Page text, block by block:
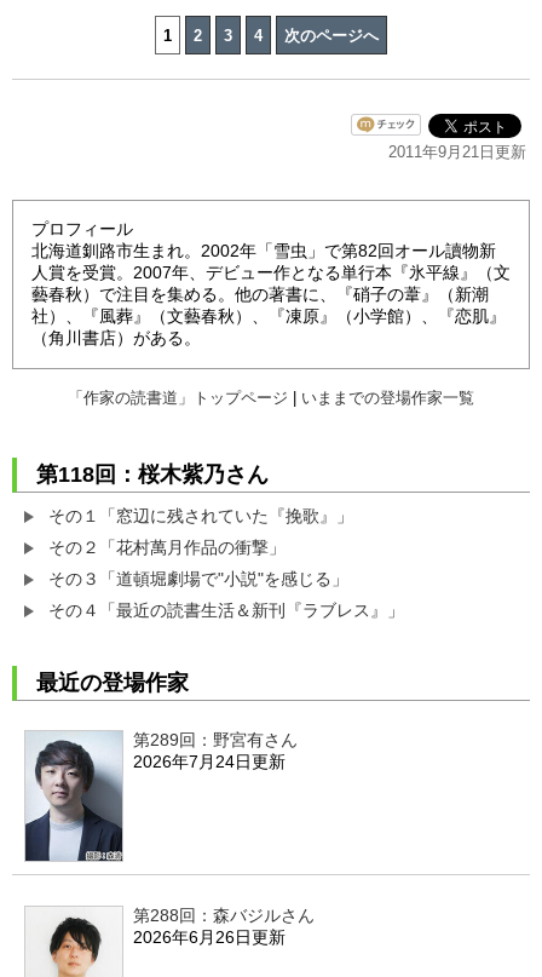
1 2 3 4 次のページへ
2011年9月21日更新
プロフィール
北海道釧路市生まれ。2002年「雪虫」で第82回オール讀物新
人賞を受賞。2007年、デビュー作となる単行本『氷平線』（文
藝春秋）で注目を集める。他の著書に、『硝子の葦』（新潮
社）、『風葬』（文藝春秋）、『凍原』（小学館）、『恋肌』
（角川書店）がある。
「作家の読書道」トップページ いままでの登場作家一覧
第118回：桜木紫乃さん
その１「窓辺に残されていた『挽歌』」
その２「花村萬月作品の衝撃」
その３「道頓堀劇場で"小説"を感じる」
その４「最近の読書生活＆新刊『ラブレス』」
最近の登場作家
第289回：野宮有さん
2026年7月24日更新
第288回：森バジルさん
2026年6月26日更新